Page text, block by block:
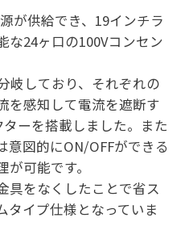
が供給でき、19インチラ
な24ヶ口の100Vコンセン
岐しており、それぞれの
を感知して電流を遮断す
ーを搭載しました。また
意図的にON/OFFができる
可能です。
具をなくしたことで省ス
タイプ仕様となっていま